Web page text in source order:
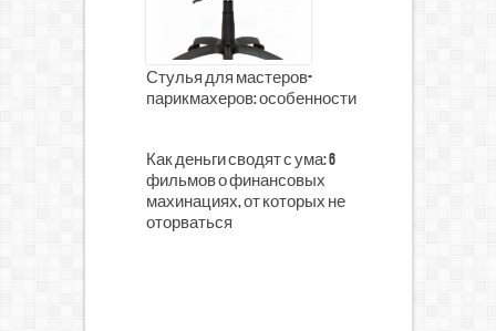
Стулья для мастеров-
парикмахеров: особенности
Как деньги сводят с ума: 6
фильмов о финансовых
махинациях, от которых не
оторваться